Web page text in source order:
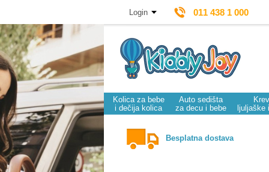
Login 011 438 1 000
Kolica za bebe
i dečija kolica
Auto sedišta
za decu i bebe
ljuljaške
Besplatna dostava